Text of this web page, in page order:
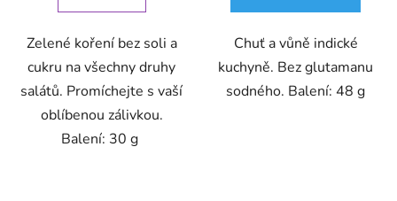
Zelené koření bez soli a
cukru na všechny druhy
salátů. Promíchejte s vaší
oblíbenou zálivkou.
Balení: 30 g
Chuť a vůně indické
kuchyně. Bez glutamanu
sodného. Balení: 48 g